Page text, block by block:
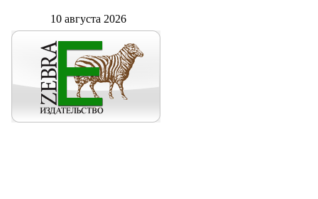
10 августа 2026